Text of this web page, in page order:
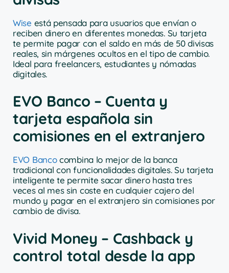
Wise está pensada para usuarios que envían o
reciben dinero en diferentes monedas. Su tarjeta
te permite pagar con el saldo en más de 50 divisas
reales, sin márgenes ocultos en el tipo de cambio.
Ideal para freelancers, estudiantes y nómadas
digitales.
EVO Banco – Cuenta y
tarjeta española sin
comisiones en el extranjero
EVO Bancocombina lo mejor de la banca
tradicional con funcionalidades digitales. Su tarjeta
inteligente te permite sacar dinero hasta tres
veces al mes sin coste en cualquier cajero del
mundo y pagar en el extranjero sin comisiones por
cambio de divisa.
Vivid Money – Cashback y
control total desde la app